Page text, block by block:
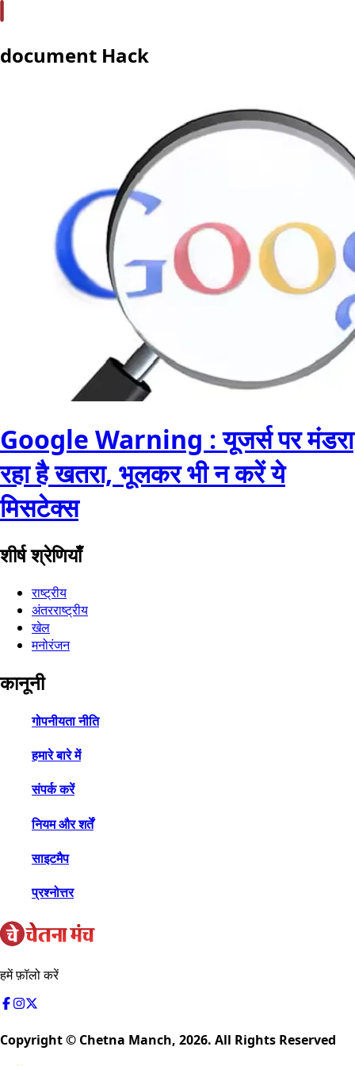
document Hack
Google Warning : यूजर्स पर मंडरा
रहा है खतरा, भूलकर भी न करें ये
मिसटेक्स
शीर्ष श्रेणियाँ
राष्ट्रीय
अंतरराष्ट्रीय
खेल
मनोरंजन
कानूनी
गोपनीयता नीति
हमारे बारे में
संपर्क करें
नियम और शर्तें
साइटमैप
प्रश्नोत्तर
हमें फ़ॉलो करें
Copyright © Chetna Manch, 2026. All Rights Reserved